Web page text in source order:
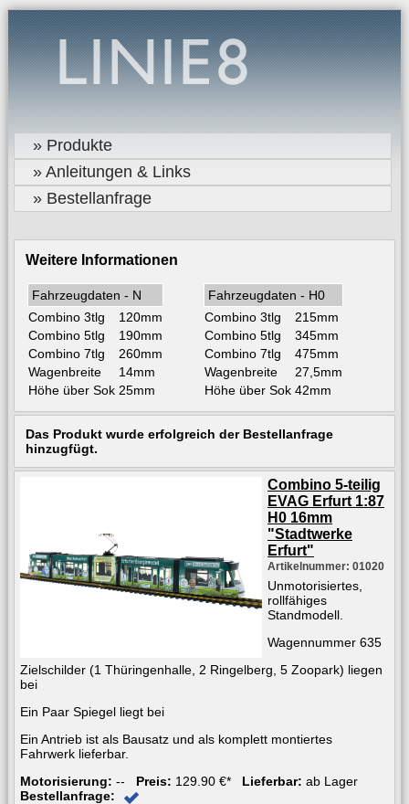
» Produkte
» Anleitungen & Links
» Bestellanfrage
Weitere Informationen
Fahrzeugdaten - N
Combino 3tlg
120mm
Combino 5tlg
190mm
Combino 7tlg
260mm
Wagenbreite
14mm
Höhe über Sok 25mm
Fahrzeugdaten - H0
Combino 3tlg
215mm
Combino 5tlg
345mm
Combino 7tlg
475mm
Wagenbreite
27,5mm
Höhe über Sok 42mm
Das Produkt wurde erfolgreich der Bestellanfrage
hinzugfügt.
Combino 5-teilig
EVAG Erfurt 1:87
H0 16mm
"Stadtwerke
Erfurt"
Artikelnummer: 01020
Unmotorisiertes,
rollfähiges
Standmodell.
Wagennummer 635
Zielschilder (1 Thüringenhalle, 2 Ringelberg, 5 Zoopark) liegen
bei
Ein Paar Spiegel liegt bei
Ein Antrieb ist als Bausatz und als komplett montiertes
Fahrwerk lieferbar.
Motorisierung: -- Preis: 129.90 €* Lieferbar: ab Lager
Bestellanfrage: